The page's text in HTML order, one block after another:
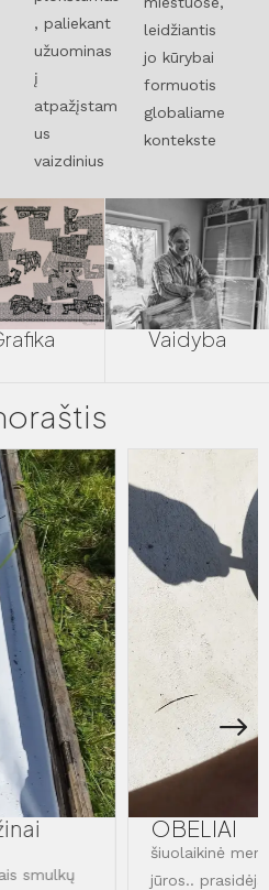
, paliekant
užuominas
į
atpažįstam
us
vaizdinius
leidžiantis
jo kūrybai
formuotis
globaliame
kontekste
Vaidyba
Meno vienetas .. čia nėra